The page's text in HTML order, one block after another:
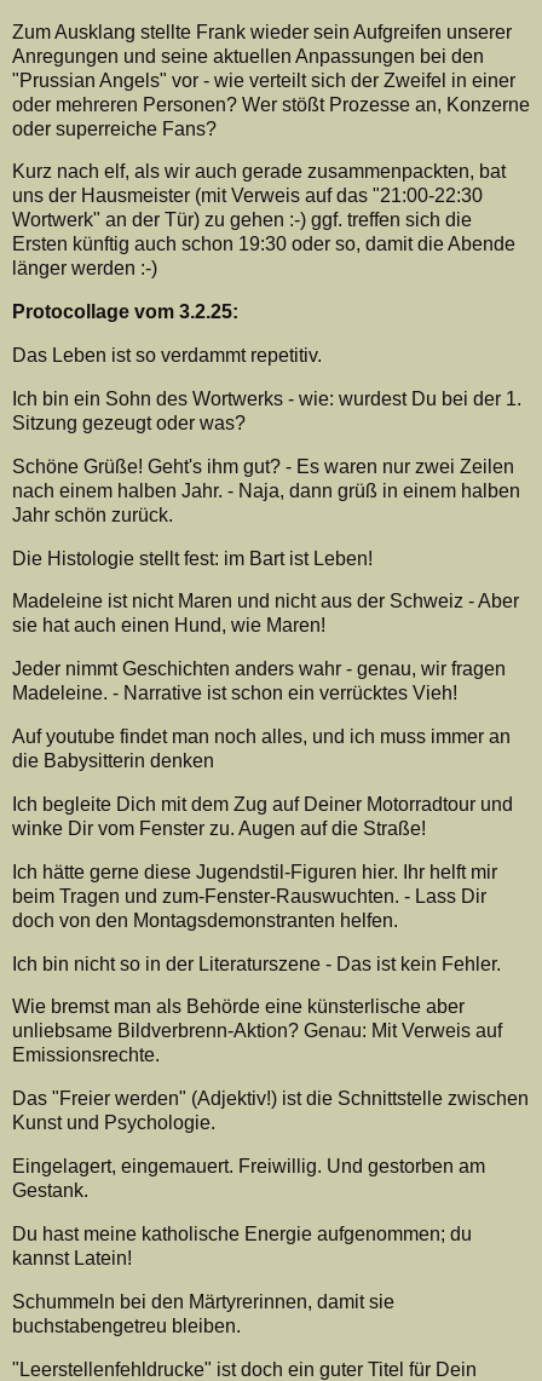
Zum Ausklang stellte Frank wieder sein Aufgreifen unserer
Anregungen und seine aktuellen Anpassungen bei den
"Prussian Angels" vor - wie verteilt sich der Zweifel in einer
oder mehreren Personen? Wer stößt Prozesse an, Konzerne
oder superreiche Fans?
Kurz nach elf, als wir auch gerade zusammenpackten, bat
uns der Hausmeister (mit Verweis auf das "21:00-22:30
Wortwerk" an der Tür) zu gehen :-) ggf. treffen sich die
Ersten künftig auch schon 19:30 oder so, damit die Abende
länger werden :-)
Protocollage vom 3.2.25:
Das Leben ist so verdammt repetitiv.
Ich bin ein Sohn des Wortwerks - wie: wurdest Du bei der 1.
Sitzung gezeugt oder was?
Schöne Grüße! Geht's ihm gut? - Es waren nur zwei Zeilen
nach einem halben Jahr. - Naja, dann grüß in einem halben
Jahr schön zurück.
Die Histologie stellt fest: im Bart ist Leben!
Madeleine ist nicht Maren und nicht aus der Schweiz - Aber
sie hat auch einen Hund, wie Maren!
Jeder nimmt Geschichten anders wahr - genau, wir fragen
Madeleine. - Narrative ist schon ein verrücktes Vieh!
Auf youtube findet man noch alles, und ich muss immer an
die Babysitterin denken
Ich begleite Dich mit dem Zug auf Deiner Motorradtour und
winke Dir vom Fenster zu. Augen auf die Straße!
Ich hätte gerne diese Jugendstil-Figuren hier. Ihr helft mir
beim Tragen und zum-Fenster-Rauswuchten. - Lass Dir
doch von den Montagsdemonstranten helfen.
Ich bin nicht so in der Literaturszene - Das ist kein Fehler.
Wie bremst man als Behörde eine künsterlische aber
unliebsame Bildverbrenn-Aktion? Genau: Mit Verweis auf
Emissionsrechte.
Das "Freier werden" (Adjektiv!) ist die Schnittstelle zwischen
Kunst und Psychologie.
Eingelagert, eingemauert. Freiwillig. Und gestorben am
Gestank.
Du hast meine katholische Energie aufgenommen; du
kannst Latein!
Schummeln bei den Märtyrerinnen, damit sie
buchstabengetreu bleiben.
"Leerstellenfehldrucke" ist doch ein guter Titel für Dein